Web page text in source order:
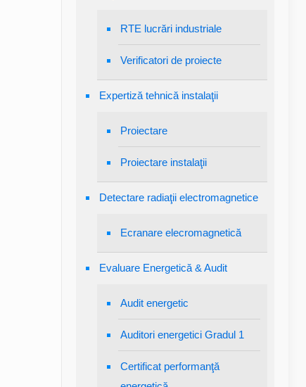
RTE lucrări industriale
Verificatori de proiecte
Expertiză tehnică instalaţii
Proiectare
Proiectare instalaţii
Detectare radiaţii electromagnetice
Ecranare elecromagnetică
Evaluare Energetică & Audit
Audit energetic
Auditori energetici Gradul 1
Certificat performanţă